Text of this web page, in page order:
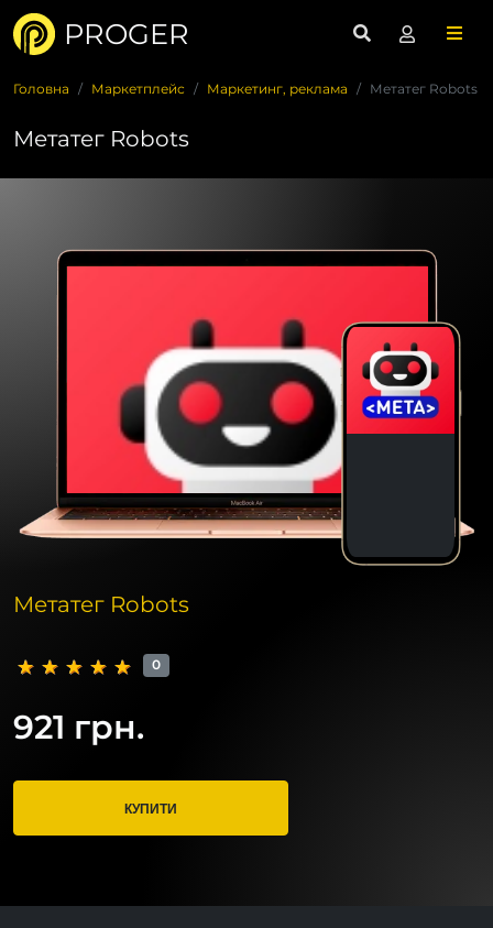
PROGER
Головна Маркетплейс Маркетинг, реклама Метатег Robots
Метатег Robots
Метатег Robots
0
921 грн.
КУПИТИ